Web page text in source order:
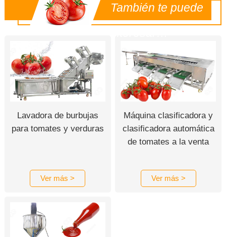
También te puede
Lavadora de burbujas
para tomates y verduras
Ver más >
Máquina clasificadora y
clasificadora automática
de tomates a la venta
Ver más >